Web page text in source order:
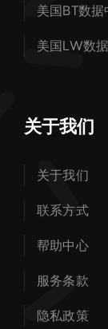
美国BT数据
美国LW数
关于我们
关于我们
联系方式
帮助中心
服务条款
隐私政策